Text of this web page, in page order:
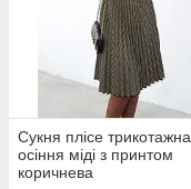
Сукня плісе трикотажна
осіння міді з принтом
коричнева